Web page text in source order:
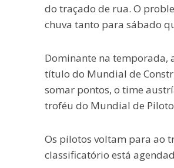
do traçado de rua. O
chuva tanto para sábado
Dominante na temporada,
título do Mundial de
somar pontos, o time
troféu do Mundial de
Os pilotos voltam para ao
classificatório está